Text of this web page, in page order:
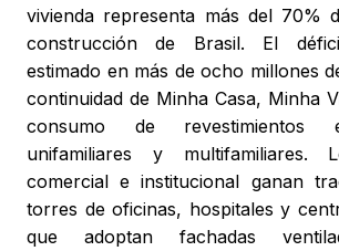
vivienda representa más del 70%
construcción de Brasil. El
estimado en más de ocho millones
continuidad de Minha Casa, Minha
consumo de revestimientos
unifamiliares y multifamiliares.
comercial e institucional ganan
torres de oficinas, hospitales y
que adoptan fachadas